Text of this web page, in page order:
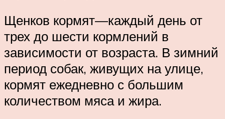
Щенков кормят—каждый день от
трех до шести кормлений в
зависимости от возраста. В зимний
период собак, живущих на улице,
кормят ежедневно с большим
количеством мяса и жира.